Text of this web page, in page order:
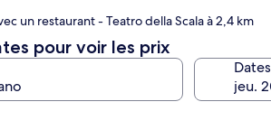
un restaurant - Teatro della Scala à 2,4 km
pour voir les prix
Dates